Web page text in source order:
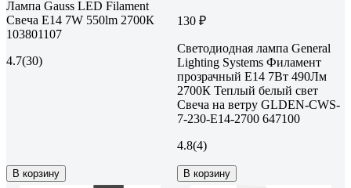
Лампа Gauss LED Filament
Свеча E14 7W 550lm 2700К
103801107
4.7(30)
В корзину
130 ₽
Светодиодная лампа General
Lighting Systems Филамент
прозрачный E14 7Вт 490Лм
2700К Теплый белый свет
Свеча на ветру GLDEN-CWS-
7-230-E14-2700 647100
4.8(4)
В корзину